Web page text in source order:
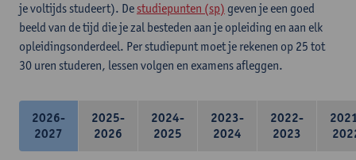
je voltijds studeert). De studiepunten (sp) geven je een goed
beeld van de tijd die je zal besteden aan je opleiding en aan elk
opleidingsonderdeel. Per studiepunt moet je rekenen op 25 tot
30 uren studeren, lessen volgen en examens afleggen.
2026-
2027
2025-
2026
2024-
2025
2023-
2024
2022-
2023